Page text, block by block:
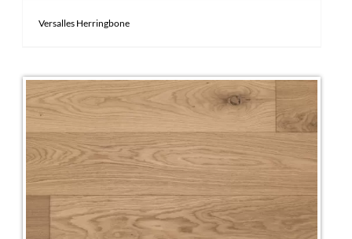
Versalles Herringbone